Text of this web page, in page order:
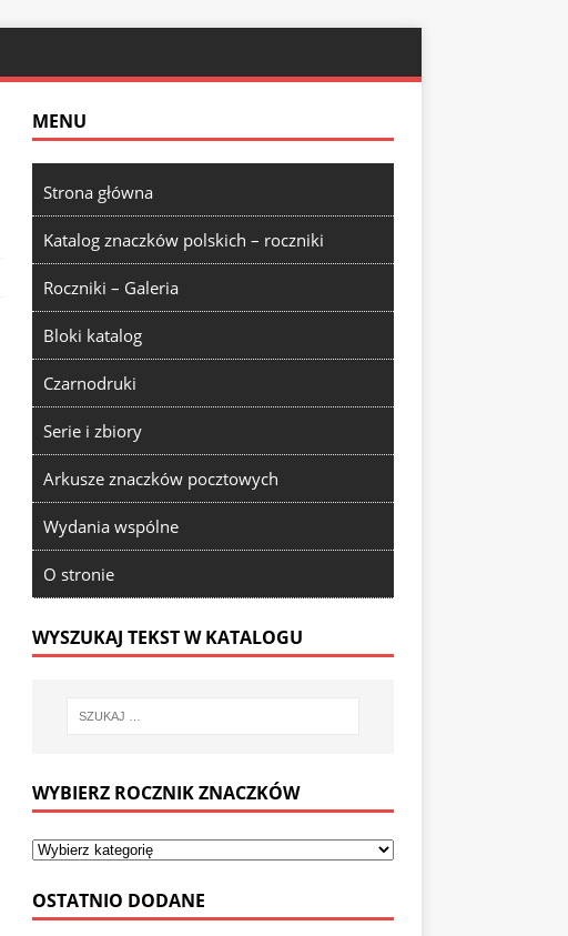
MENU
Strona główna
Katalog znaczków polskich – roczniki
Roczniki – Galeria
Bloki katalog
Czarnodruki
Serie i zbiory
Arkusze znaczków pocztowych
Wydania wspólne
O stronie
WYSZUKAJ TEKST W KATALOGU
WYBIERZ ROCZNIK ZNACZKÓW
OSTATNIO DODANE